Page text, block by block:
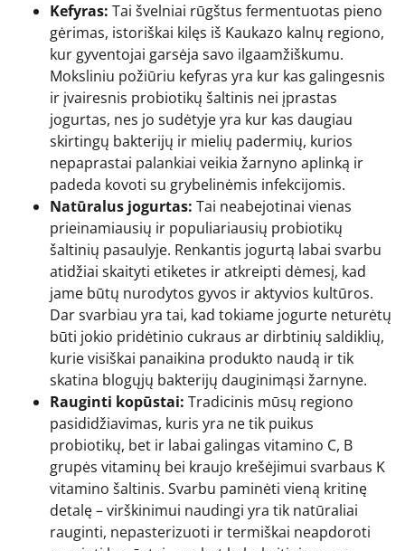
Kefyras: Tai švelniai rūgštus fermentuotas pieno
gėrimas, istoriškai kilęs iš Kaukazo kalnų regiono,
kur gyventojai garsėja savo ilgaamžiškumu.
Moksliniu požiūriu kefyras yra kur kas galingesnis
ir įvairesnis probiotikų šaltinis nei įprastas
jogurtas, nes jo sudėtyje yra kur kas daugiau
skirtingų bakterijų ir mielių padermių, kurios
nepaprastai palankiai veikia žarnyno aplinką ir
padeda kovoti su grybelinėmis infekcijomis.
Natūralus jogurtas: Tai neabejotinai vienas
prieinamiausių ir populiariausių probiotikų
šaltinių pasaulyje. Renkantis jogurtą labai svarbu
atidžiai skaityti etiketes ir atkreipti dėmesį, kad
jame būtų nurodytos gyvos ir aktyvios kultūros.
Dar svarbiau yra tai, kad tokiame jogurte neturėtų
būti jokio pridėtinio cukraus ar dirbtinių saldiklių,
kurie visiškai panaikina produkto naudą ir tik
skatina blogųjų bakterijų dauginimąsi žarnyne.
Rauginti kopūstai: Tradicinis mūsų regiono
pasididžiavimas, kuris yra ne tik puikus
probiotikų, bet ir labai galingas vitamino C, B
grupės vitaminų bei kraujo krešėjimui svarbaus K
vitamino šaltinis. Svarbu paminėti vieną kritinę
detalę – virškinimui naudingi yra tik natūraliai
rauginti, nepasterizuoti ir termiškai neapdoroti